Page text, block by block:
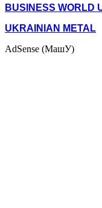
BUSINESS WORLD
UKRAINIAN METAL
AdSense (МашУ)